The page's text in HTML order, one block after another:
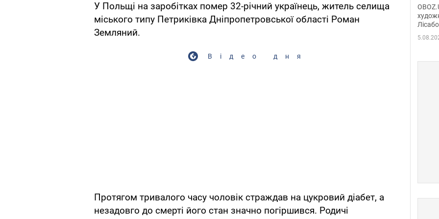
У Польщі на заробітках помер 32-річний українець, житель селища
міського типу Петриківка Дніпропетровської області Роман
Земляний.
Відео дня
Протягом тривалого часу чоловік страждав на цукровий діабет, а
незадовго до смерті його стан значно погіршився. Родичі
в